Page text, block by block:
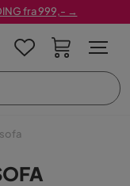
fra 999,- →